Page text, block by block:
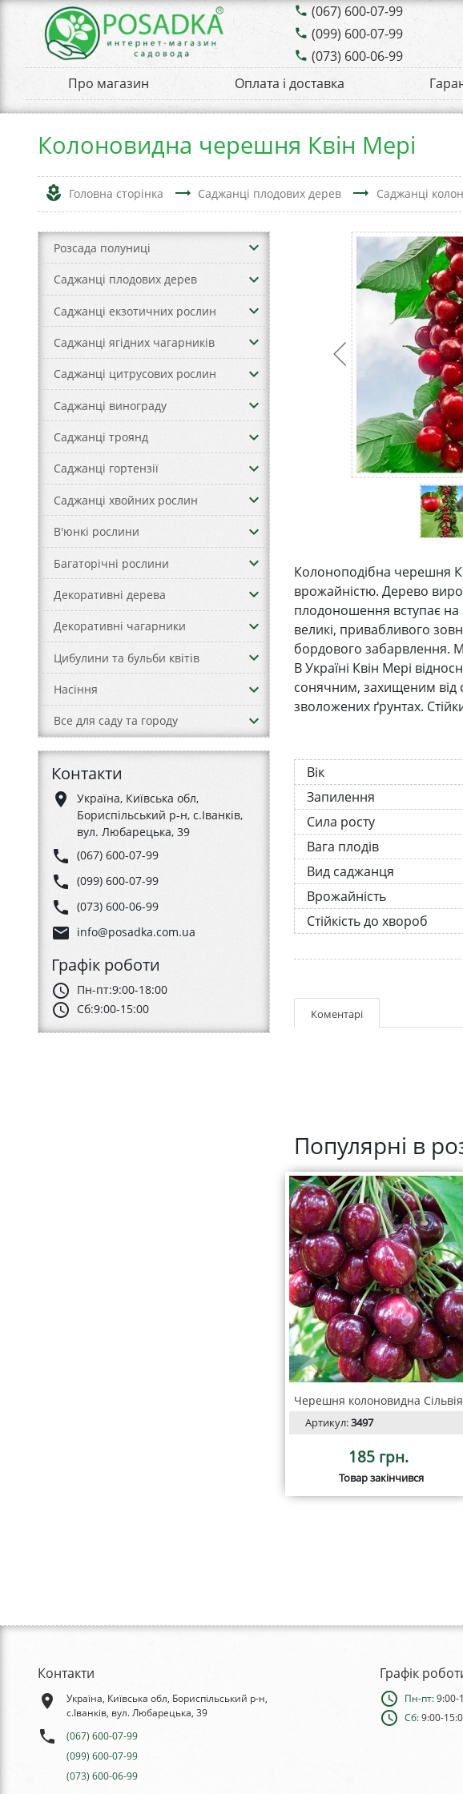
phone (067) 600-07-99
phone (099) 600-07-99
phone (073) 600-06-99
Про магазин Оплата і доставка
Колоновидна черешня Квін Мері
local_florist Головна сторінка trending_flat Саджанці плодових дерев trending_flat Саджанці
Розсада полуниці keyboard_arrow_down
Саджанці плодових дерев keyboard_arrow_down
Саджанці екзотичних рослин keyboard_arrow_down
Саджанці ягідних чагарників keyboard_arrow_down
Саджанці цитрусових рослин keyboard_arrow_down
Саджанці винограду keyboard_arrow_down
Саджанці троянд keyboard_arrow_down
Саджанці гортензії keyboard_arrow_down
Саджанці хвойних рослин keyboard_arrow_down
В'юнкі рослини keyboard_arrow_down
Багаторічні рослини keyboard_arrow_down
Декоративні дерева keyboard_arrow_down
Декоративні чагарники keyboard_arrow_down
Цибулини та бульби квітів keyboard_arrow_down
Насіння keyboard_arrow_down
Все для саду та городу keyboard_arrow_down
Контакти
place
Україна, Київська обл,
Бориспільський р-н, с.Іванків,
вул. Любарецька, 39
phone (067) 600-07-99
phone (099) 600-07-99
phone (073) 600-06-99
email info@posadka.com.ua
Графік роботи
schedule Пн-пт:9:00-18:00
schedule Сб:9:00-15:00
Колоноподібна черешня
врожайністю. Дерево
плодоношення вступає на
великі, привабливого
бордового забарвлення.
В Україні Квін Мері
сонячним, захищеним від
зволожених ґрунтах.
Вік
Запилення
Сила росту
Вага плодів
Вид саджанця
Врожайність
Стійкість до хвороб
Коментарі
Популярні в
Черешня колоновидна Сільвія
Артикул:3497
185 грн.
Товар закінчився
Контакти
place
Україна, Київська обл, Бориспільський р-н,
с.Іванків, вул. Любарецька, 39
phone
(067) 600-07-99
(099) 600-07-99
(073) 600-06-99
Графік
schedule Пн-пт: 9:00-
schedule Сб: 9:00-